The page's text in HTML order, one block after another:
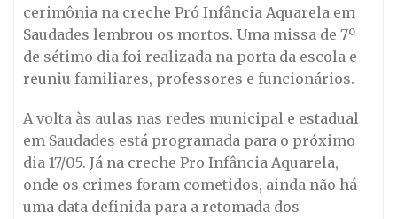
cerimônia na creche Pró Infância Aquarela em
Saudades lembrou os mortos. Uma missa de 7º
de sétimo dia foi realizada na porta da escola e
reuniu familiares, professores e funcionários.
A volta às aulas nas redes municipal e estadual
em Saudades está programada para o próximo
dia 17/05. Já na creche Pro Infância Aquarela,
onde os crimes foram cometidos, ainda não há
uma data definida para a retomada dos